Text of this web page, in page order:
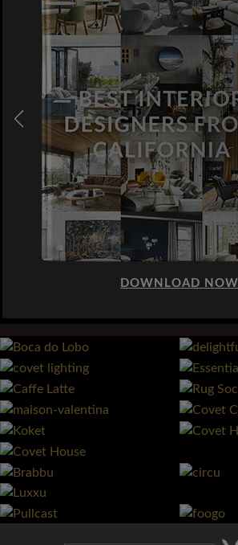
DOWNLOAD NOW